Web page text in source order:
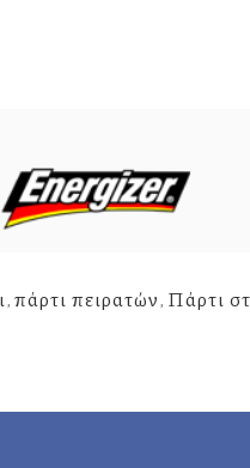
,πάρτι πειρατών, Πάρτι